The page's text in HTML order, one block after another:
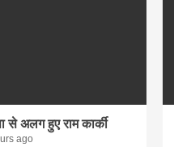
से अलग हुए राम कार्की
ago